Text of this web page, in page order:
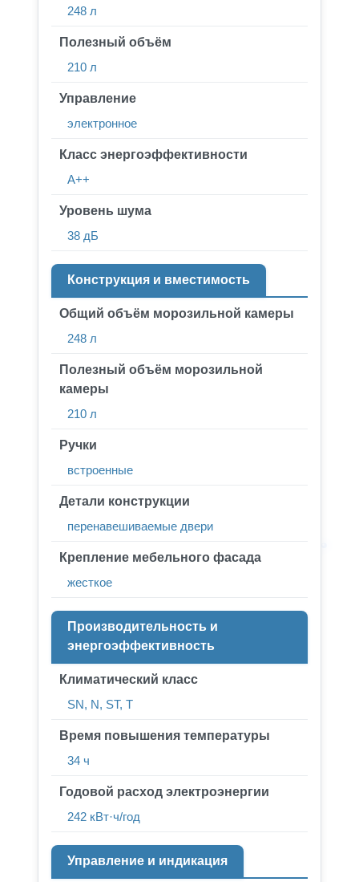
248 л
Полезный объём
210 л
Управление
электронное
Класс энергоэффективности
A++
Уровень шума
38 дБ
Конструкция и вместимость
Общий объём морозильной камеры
248 л
Полезный объём морозильной
камеры
210 л
Ручки
встроенные
Детали конструкции
перенавешиваемые двери
Крепление мебельного фасада
жесткое
Производительность и
энергоэффективность
Климатический класс
SN, N, ST, T
Время повышения температуры
34 ч
Годовой расход электроэнергии
242 кВт·ч/год
Управление и индикация